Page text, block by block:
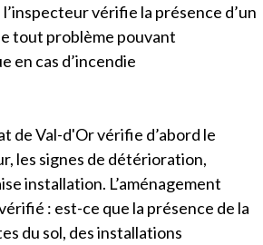
vérifie la présence d’un
tout problème pouvant
en cas d’incendie
de Val-d'Or vérifie d’abord le
les signes de détérioration,
installation. L’aménagement
: est-ce que la présence de la
du sol, des installations